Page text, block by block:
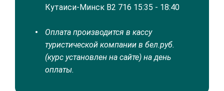
Кутаиси-Минск B2 716 15:35 - 18:40
Оплата производится в кассу
туристической компании в бел.руб.
(курс установлен на сайте) на день
оплаты.